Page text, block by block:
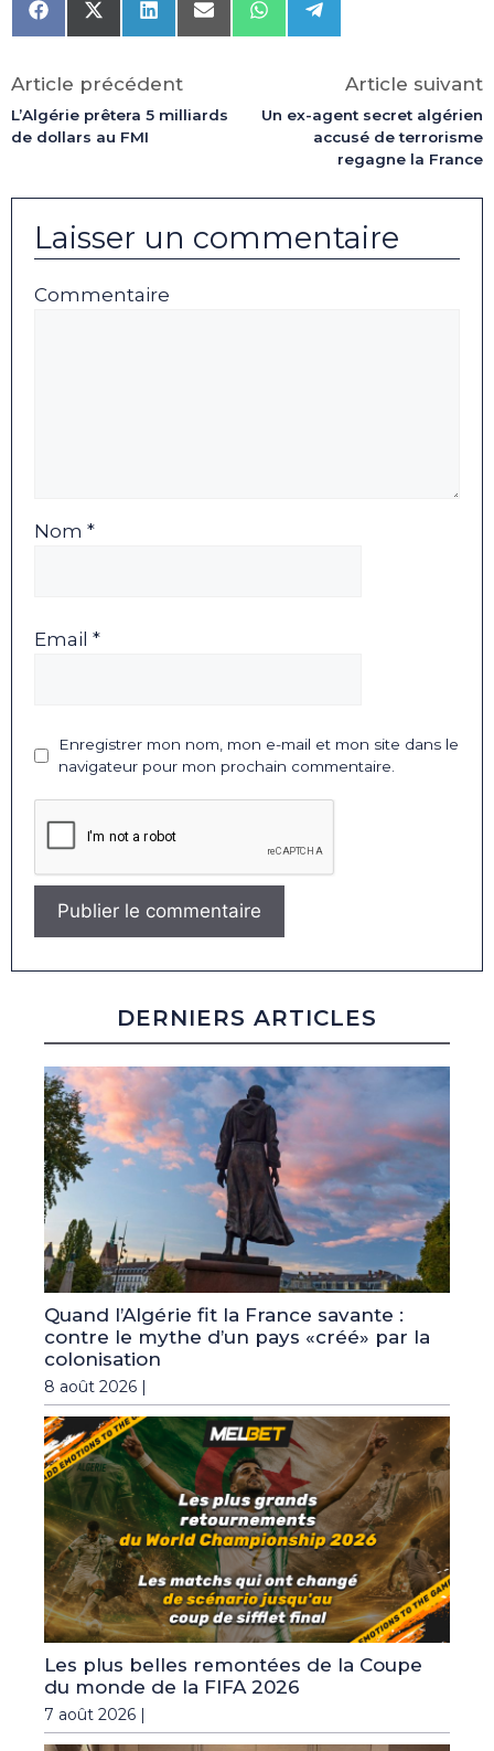
Share
on
Share
on
(Twitter)
Share
on
Share
on
Share
on
Share
on
Article précédent
L’Algérie prêtera 5 milliards
de dollars au FMI
Article suivant
Un ex-agent secret algérien
accusé de terrorisme
regagne la France
Laisser un commentaire
Commentaire
Nom *
Email *
Enregistrer mon nom, mon e-mail et mon site dans le
navigateur pour mon prochain commentaire.
DERNIERS ARTICLES
Quand l’Algérie fit la France savante :
contre le mythe d’un pays «créé» par la
colonisation
8 août 2026 |
Les plus belles remontées de la Coupe
du monde de la FIFA 2026
7 août 2026 |